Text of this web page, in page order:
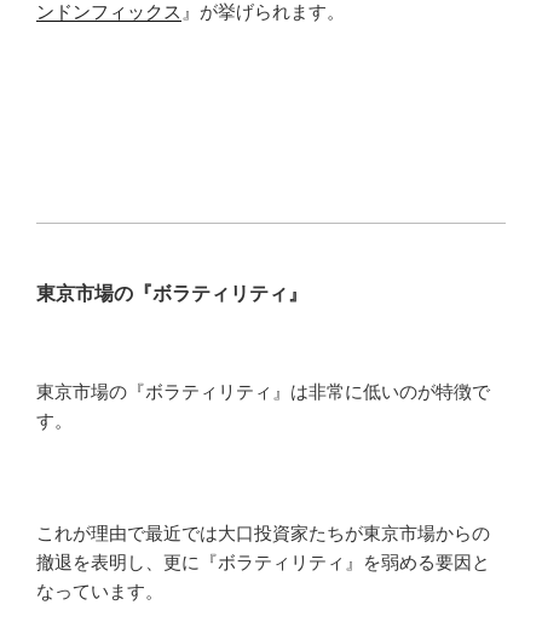
ンドンフィックス 』が挙げられます。
東京市場の『ボラティリティ』
東京市場の『ボラティリティ』は非常に低いのが特徴で
す。
これが理由で最近では大口投資家たちが東京市場からの
撤退を表明し、更に『ボラティリティ』を弱める要因と
なっています。